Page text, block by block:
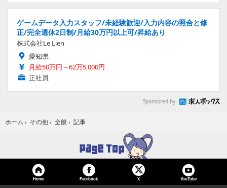
ゲームデータ入力スタッフ/未経験歓迎/入力内容の照合と修
正/完全週休2日制/月給30万円以上可/昇給あり
株式会社Le Lien
愛知県
月給50万円～62万5,000円
正社員
Sponsored by
ホーム › その他 › 全般 › 記事
Home Facebook X YouTube